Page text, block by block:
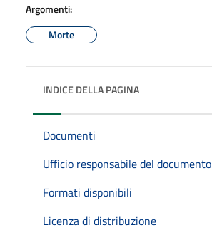
Argomenti:
Morte
INDICE DELLA PAGINA
Documenti
Ufficio responsabile del documento
Formati disponibili
Licenza di distribuzione